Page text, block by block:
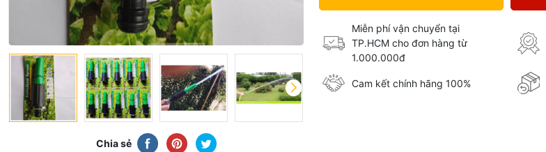
Chia sẻ
Miễn phí vận chuyển tại
TP.HCM cho đơn hàng từ
1.000.000đ
Cam kết chính hãng 100%